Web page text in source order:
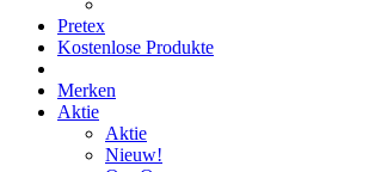
Pretex
Kostenlose Produkte
Merken
Aktie
Aktie
Nieuw!